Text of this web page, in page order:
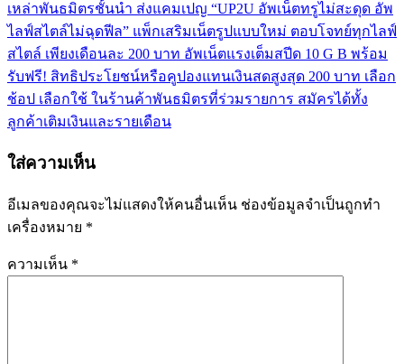
เหล่าพันธมิตรชั้นนำ ส่งแคมเปญ “UP2U อัพเน็ตทรูไม่สะดุด อัพ
ไลฟ์สไตล์ไม่ฉุดฟีล” แพ็กเสริมเน็ตรูปแบบใหม่ ตอบโจทย์ทุกไลฟ์
สไตล์ เพียงเดือนละ 200 บาท อัพเน็ตแรงเต็มสปีด 10 G B พร้อม
รับฟรี! สิทธิประโยชน์หรือคูปองแทนเงินสดสูงสุด 200 บาท เลือก
ช้อป เลือกใช้ ในร้านค้าพันธมิตรที่ร่วมรายการ สมัครได้ทั้ง
ลูกค้าเติมเงินและรายเดือน
ใส่ความเห็น
อีเมลของคุณจะไม่แสดงให้คนอื่นเห็น ช่องข้อมูลจำเป็นถูกทำ
เครื่องหมาย *
ความเห็น *